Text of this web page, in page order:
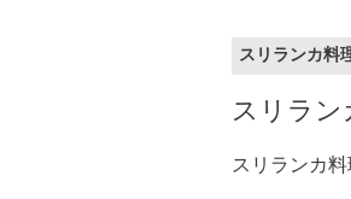
スリランカ料
スリラン
スリランカ